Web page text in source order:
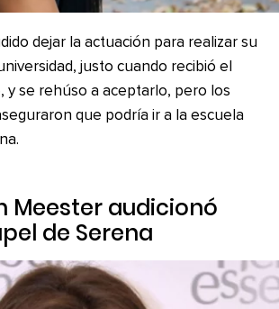
dejar la actuación para realizar su
justo cuando recibió el
y se rehúso a aceptarlo, pero los
que podría ir a la escuela
Meester audicionó
de Serena